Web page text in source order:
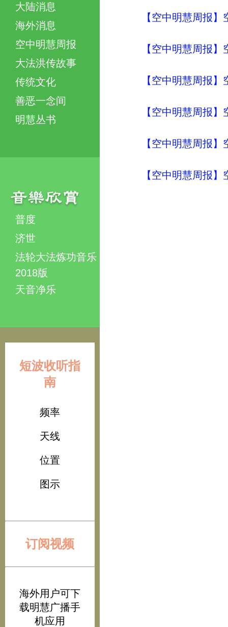
大陆消息
海外消息
空中明慧周报
大法洪传故事
传统文化
善恶一念间
明慧丛书
普度
济世
法轮大法炼功音乐
2018版
天音净乐
短波收听指
南
频率
天线
位置
图示
订阅视频
海外用户可下
载明慧广播手
机应用
【空中明慧周报
【空中明慧周报
【空中明慧周报
【空中明慧周报
【空中明慧周报
【空中明慧周报